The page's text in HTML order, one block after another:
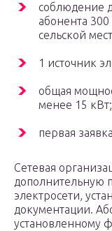
соблюдение
абонента
сельской
1 источник
общая
менее 15 кВт;
первая
Сетевая
дополнительную
электросети,
документации.
установленному